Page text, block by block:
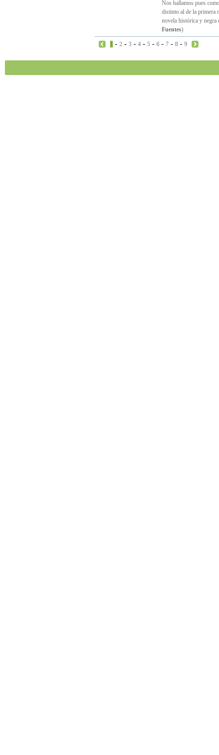
Nos hallamos pues
distinto al de la primera
novela histórica y negra
Fuentes)
1 - 2 - 3 - 4 - 5 - 6 - 7 - 8 - 9